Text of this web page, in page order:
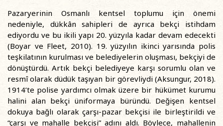
Pazaryerinin Osmanlı kentsel toplumu için önemi
nedeniyle, dükkân sahipleri de ayrıca bekçi istihdam
ediyordu ve bu ikili yapı 20. yüzyıla kadar devam edecekti
(Boyar ve Fleet, 2010). 19. yüzyılın ikinci yarısında polis
teşkilatının kurulması ve belediyelerin oluşması, bekçiyi de
dönüştürdü. Artık bekçi belediyeye karşı sorumlu olan ve
resmî olarak düdük taşıyan bir görevliydi (Aksungur, 2018).
1914’te polise yardımcı olmak üzere bir hükümet kurumu
halini alan bekçi üniformaya büründü. Değişen kentsel
dokuya bağlı olarak çarşı-pazar bekçisi ile birleştirildi ve
“çarşı ve mahalle bekçisi” adını aldı. Böylece, mahallenin